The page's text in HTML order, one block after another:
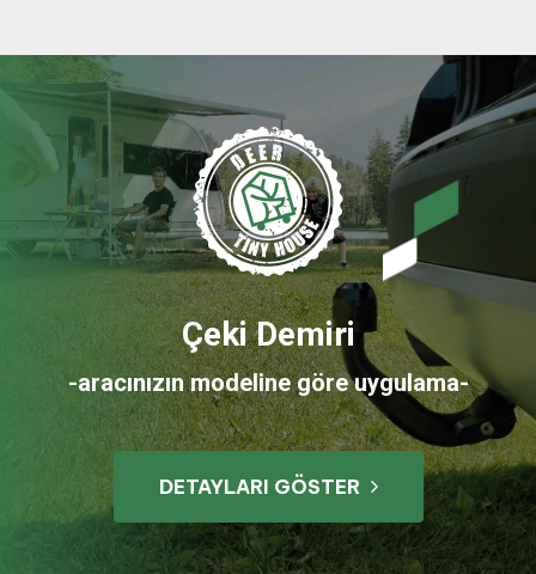
Çeki Demiri
-aracınızın modeline göre uygulama-
DETAYLARI GÖSTER